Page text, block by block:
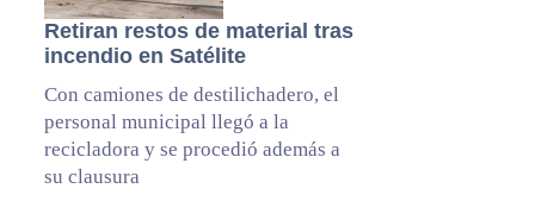
Retiran restos de material tras
incendio en Satélite
Con camiones de destilichadero, el
personal municipal llegó a la
recicladora y se procedió además a
su clausura